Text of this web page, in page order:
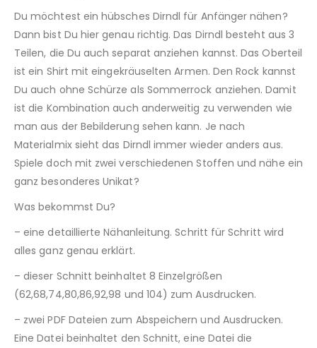
Du möchtest ein hübsches Dirndl für Anfänger nähen?
Dann bist Du hier genau richtig. Das Dirndl besteht aus 3
Teilen, die Du auch separat anziehen kannst. Das Oberteil
ist ein Shirt mit eingekräuselten Armen. Den Rock kannst
Du auch ohne Schürze als Sommerrock anziehen. Damit
ist die Kombination auch anderweitig zu verwenden wie
man aus der Bebilderung sehen kann. Je nach
Materialmix sieht das Dirndl immer wieder anders aus.
Spiele doch mit zwei verschiedenen Stoffen und nähe ein
ganz besonderes Unikat?
Was bekommst Du?
– eine detaillierte Nähanleitung. Schritt für Schritt wird
alles ganz genau erklärt.
– dieser Schnitt beinhaltet 8 Einzelgrößen
(62,68,74,80,86,92,98 und 104) zum Ausdrucken.
– zwei PDF Dateien zum Abspeichern und Ausdrucken.
Eine Datei beinhaltet den Schnitt, eine Datei die